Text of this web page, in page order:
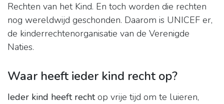
Rechten van het Kind. En toch worden die rechten
nog wereldwijd geschonden. Daarom is UNICEF er,
de kinderrechtenorganisatie van de Verenigde
Naties.
Waar heeft ieder kind recht op?
Ieder kind heeft rechtop vrije tijd om te luieren,